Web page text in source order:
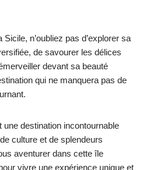
n’oubliez pas d’explorer sa
de savourer les délices
devant sa beauté
qui ne manquera pas de
une destination incontournable
culture et de splendeurs
aventurer dans cette île
vivre une expérience unique et